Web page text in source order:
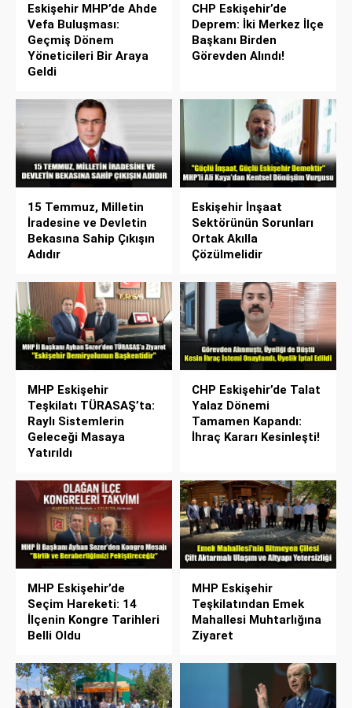
Eskişehir MHP’de Ahde
Vefa Buluşması:
Geçmiş Dönem
Yöneticileri Bir Araya
Geldi
CHP Eskişehir’de
Deprem: İki Merkez İlçe
Başkanı Birden
Görevden Alındı!
15 Temmuz, Milletin
İradesine ve Devletin
Bekasına Sahip Çıkışın
Adıdır
Eskişehir İnşaat
Sektörünün Sorunları
Ortak Akılla
Çözülmelidir
MHP Eskişehir
Teşkilatı TÜRASAŞ’ta:
Raylı Sistemlerin
Geleceği Masaya
Yatırıldı
CHP Eskişehir’de Talat
Yalaz Dönemi
Tamamen Kapandı:
İhraç Kararı Kesinleşti!
MHP Eskişehir’de
Seçim Hareketi: 14
İlçenin Kongre Tarihleri
Belli Oldu
MHP Eskişehir
Teşkilatından Emek
Mahallesi Muhtarlığına
Ziyaret